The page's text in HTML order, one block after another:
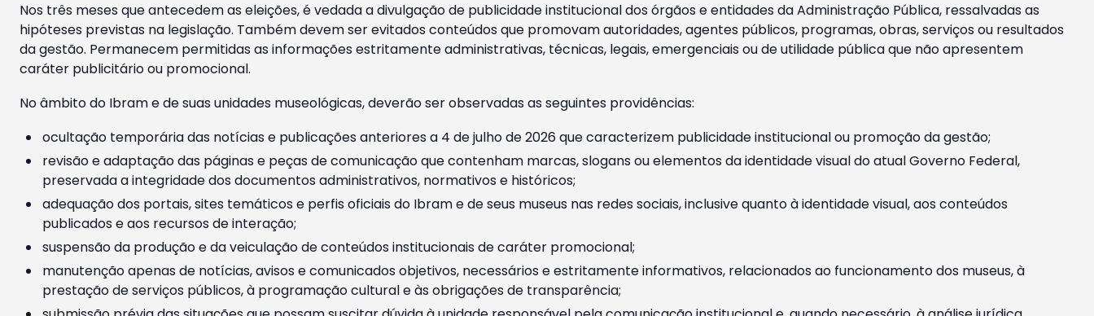
Nos três meses que antecedem as eleições, é vedada a divulgação de publicidade institucional dos órgãos e entidades da Administração Pública, ressalvadas as
hipóteses previstas na legislação. Também devem ser evitados conteúdos que promovam autoridades, agentes públicos, programas, obras, serviços ou resultados
da gestão. Permanecem permitidas as informações estritamente administrativas, técnicas, legais, emergenciais ou de utilidade pública que não apresentem
caráter publicitário ou promocional.
No âmbito do Ibram e de suas unidades museológicas, deverão ser observadas as seguintes providências:
ocultação temporária das notícias e publicações anteriores a 4 de julho de 2026 que caracterizem publicidade institucional ou promoção da gestão;
revisão e adaptação das páginas e peças de comunicação que contenham marcas, slogans ou elementos da identidade visual do atual Governo Federal,
preservada a integridade dos documentos administrativos, normativos e históricos;
adequação dos portais, sites temáticos e perfis oficiais do Ibram e de seus museus nas redes sociais, inclusive quanto à identidade visual, aos conteúdos
publicados e aos recursos de interação;
suspensão da produção e da veiculação de conteúdos institucionais de caráter promocional;
manutenção apenas de notícias, avisos e comunicados objetivos, necessários e estritamente informativos, relacionados ao funcionamento dos museus, à
prestação de serviços públicos, à programação cultural e às obrigações de transparência;